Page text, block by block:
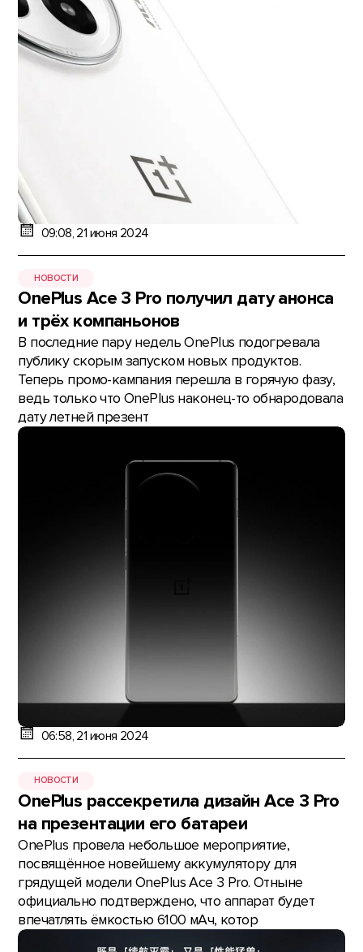
09:08, 21 июня 2024
НОВОСТИ
OnePlus Ace 3 Pro получил дату анонса
и трёх компаньонов
В последние пару недель OnePlus подогревала
публику скорым запуском новых продуктов.
Теперь промо-кампания перешла в горячую фазу,
ведь только что OnePlus наконец-то обнародовала
дату летней презент
06:58, 21 июня 2024
НОВОСТИ
OnePlus рассекретила дизайн Ace 3 Pro
на презентации его батареи
OnePlus провела небольшое мероприятие,
посвящённое новейшему аккумулятору для
грядущей модели OnePlus Ace 3 Pro. Отныне
официально подтверждено, что аппарат будет
впечатлять ёмкостью 6100 мАч, котор